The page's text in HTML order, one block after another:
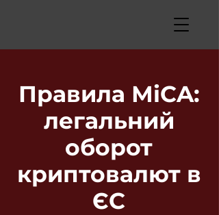
Правила МiCA:
легальний
оборот
криптовалют в
ЄС